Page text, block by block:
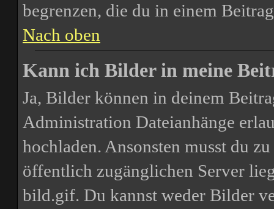
begrenzen, die du in einem
Nach oben
Kann ich Bilder in meine
Ja, Bilder können in deinem
Administration Dateianhänge
hochladen. Ansonsten musst du
öffentlich zugänglichen Server
bild.gif. Du kannst weder Bilder